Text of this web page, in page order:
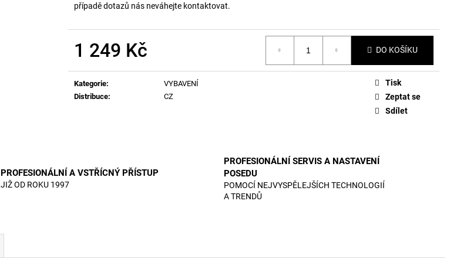
případě dotazů nás neváhejte kontaktovat.
1 249 Kč DO KOŠÍKU
Kategorie:
VYBAVENÍ
Distribuce: CZ
Tisk
Zeptat se
Sdílet
PROFESIONÁLNÍ A VSTŘÍCNÝ PŘÍSTUP
JIŽ OD ROKU 1997
PROFESIONÁLNÍ SERVIS A NASTAVENÍ
POSEDU
POMOCÍ NEJVYSPĚLEJŠÍCH TECHNOLOGIÍ
A TRENDŮ